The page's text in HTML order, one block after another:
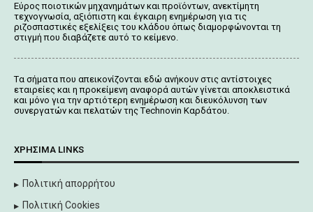
Εύρος ποιοτικών μηχανημάτων και προϊόντων, ανεκτίμητη
τεχνογνωσία, αξιόπιστη και έγκαιρη ενημέρωση για τις
ριζοσπαστικές εξελίξεις του κλάδου όπως διαμορφώνονται τη
στιγμή που διαβάζετε αυτό το κείμενο.
Tα σήματα που απεικονίζονται εδώ ανήκουν στις αντίστοιχες
εταιρείες και η προκείμενη αναφορά αυτών γίνεται αποκλειστικά
και μόνο για την αρτιότερη ενημέρωση και διευκόλυνση των
συνεργατών και πελατών της Τechnovin Kαρδάτου.
ΧΡΉΣΙΜΑ LINKS
Πολιτική απορρήτου
Πολιτική Cookies